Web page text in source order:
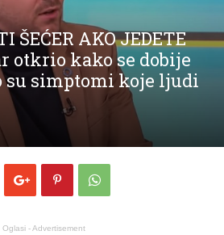
ŠEĆER AKO JEDETE
otkrio kako se dobije
su simptomi koje ljudi
Oglasi - Advertisement